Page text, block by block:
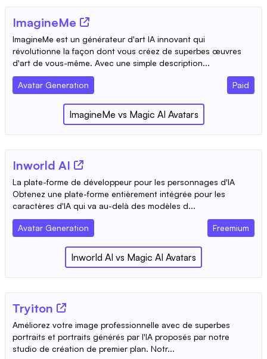
ImagineMe
ImagineMe est un générateur d'art IA innovant qui
révolutionne la façon dont vous créez de superbes œuvres
d'art de vous-même. Avec une simple description...
Avatar Generation Paid
ImagineMe vs Magic AI Avatars
Inworld AI
La plate-forme de développeur pour les personnages d'IA
Obtenez une plate-forme entièrement intégrée pour les
caractères d'IA qui va au-delà des modèles d...
Avatar Generation Freemium
Inworld AI vs Magic AI Avatars
Tryiton
Améliorez votre image professionnelle avec de superbes
portraits et portraits générés par l'IA proposés par notre
studio de création de premier plan. Notr...